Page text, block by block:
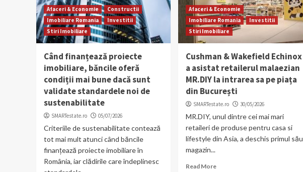
Afaceri & Economie
Constructii
Imobiliare Romania
Investitii
Stiri Imobiliare
Când finanțează proiecte
imobiliare, băncile oferă
condiții mai bune dacă sunt
validate standardele noi de
sustenabilitate
SMARTestate.ro 05/07/2026
Criteriile de sustenabilitate contează
tot mai mult atunci când băncile
finanțează proiecte imobiliare în
România, iar clădirile care îndeplinesc
Afaceri & Economie
Imobiliare Romania
Investitii
Stiri Imobiliare
Cushman & Wakefield Echinox
a asistat retailerul malaezian
MR.DIY la intrarea sa pe piața
din București
SMARTestate.ro 30/05/2026
MR.DIY, unul dintre cei mai mari
retaileri de produse pentru casa si
lifestyle din Asia, a deschis primul său
magazin...
Read More